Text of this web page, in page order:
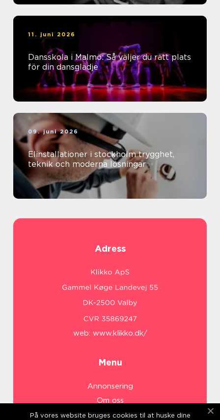
11. juni 2026
Dansskola i Malmö: Så väljer du rätt plats
för din dansglädje
09. juni 2026
Elinstallationer i stockholm trygghet,
teknik och moderna lösningar
Adress
web: www.klikko.dk/
Menu
Annonsering
Om oss
Cookies
På vores website bruges cookies til at huske dine